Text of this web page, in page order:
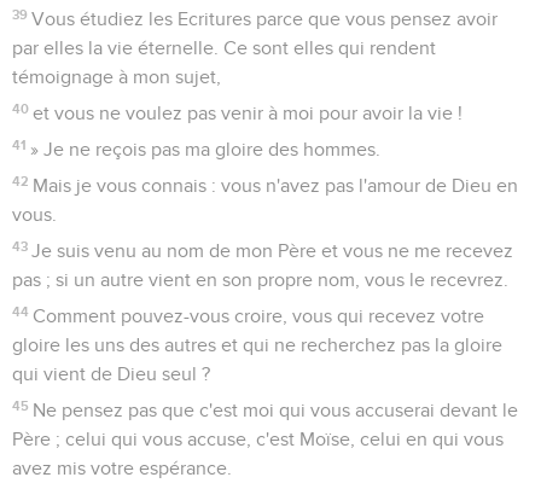
39 Vous étudiez les Ecritures parce que vous pensez avoir
par elles la vie éternelle. Ce sont elles qui rendent
témoignage à mon sujet,
40 et vous ne voulez pas venir à moi pour avoir la vie !
41 » Je ne reçois pas ma gloire des hommes.
42 Mais je vous connais : vous n'avez pas l'amour de Dieu en
vous.
43 Je suis venu au nom de mon Père et vous ne me recevez
pas ; si un autre vient en son propre nom, vous le recevrez.
44 Comment pouvez-vous croire, vous qui recevez votre
gloire les uns des autres et qui ne recherchez pas la gloire
qui vient de Dieu seul ?
45 Ne pensez pas que c'est moi qui vous accuserai devant le
Père ; celui qui vous accuse, c'est Moïse, celui en qui vous
avez mis votre espérance.